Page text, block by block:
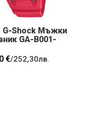
G-Shock Мъжки
GA-B001-
€/252,30лв.